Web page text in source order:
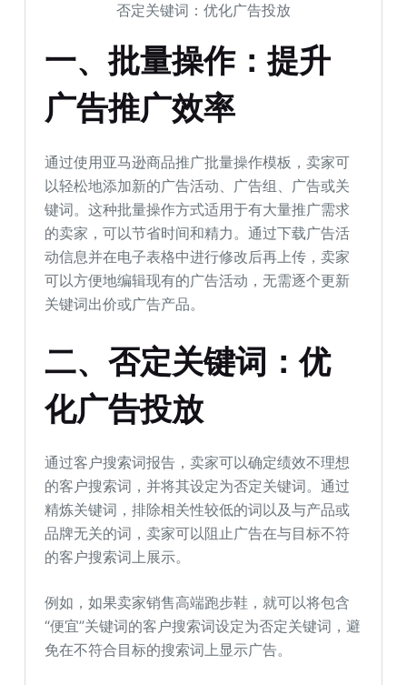
否定关键词：优化广告投放
一、批量操作：提升
广告推广效率
通过使用亚马逊商品推广批量操作模板，卖家可
以轻松地添加新的广告活动、广告组、广告或关
键词。这种批量操作方式适用于有大量推广需求
的卖家，可以节省时间和精力。通过下载广告活
动信息并在电子表格中进行修改后再上传，卖家
可以方便地编辑现有的广告活动，无需逐个更新
关键词出价或广告产品。
二、否定关键词：优
化广告投放
通过客户搜索词报告，卖家可以确定绩效不理想
的客户搜索词，并将其设定为否定关键词。通过
精炼关键词，排除相关性较低的词以及与产品或
品牌无关的词，卖家可以阻止广告在与目标不符
的客户搜索词上展示。
例如，如果卖家销售高端跑步鞋，就可以将包含
“便宜”关键词的客户搜索词设定为否定关键词，避
免在不符合目标的搜索词上显示广告。